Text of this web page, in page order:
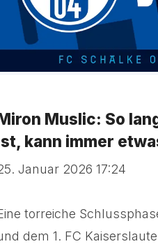
Muslic: So
kann immer
Januar 2026 17:24
torreiche
dem 1. FC